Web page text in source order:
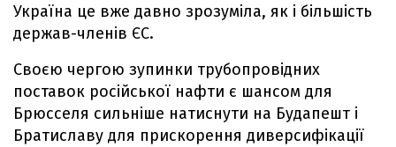
Україна це вже давно зрозуміла, як і більшість
держав-членів ЄС.
Своєю чергою зупинки трубопровідних
поставок російської нафти є шансом для
Брюсселя сильніше натиснути на Будапешт і
Братиславу для прискорення диверсифікації